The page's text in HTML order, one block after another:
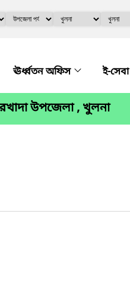
ঊর্ধ্বতন অফিস ই-সেবা
উপজেলা , খুলনা